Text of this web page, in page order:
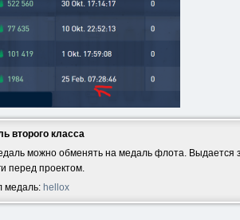
второго класса
можно обменять на медаль флота. Выдается
перед проектом.
медаль: hellox